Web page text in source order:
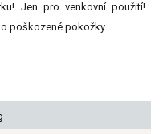
Jen pro venkovní použití!
poškozené pokožky.